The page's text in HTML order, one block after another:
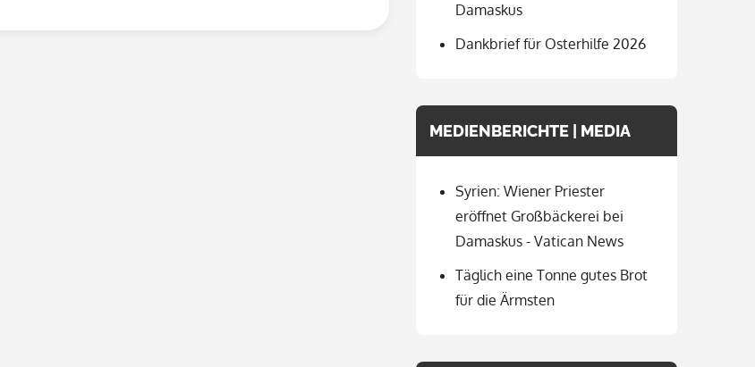
Damaskus
Dankbrief für Osterhilfe 2026
MEDIENBERICHTE | MEDIA
Syrien: Wiener Priester
eröffnet Großbäckerei bei
Damaskus - Vatican News
Täglich eine Tonne gutes Brot
für die Ärmsten